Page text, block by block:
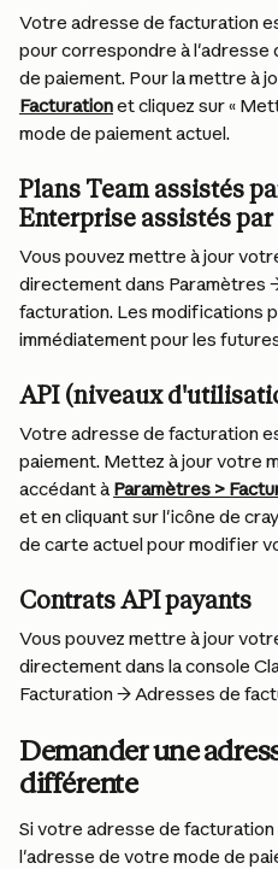
Votre adresse de facturation
pour correspondre à l'adresse
de paiement. Pour la mettre à
Facturation et cliquez sur «
mode de paiement actuel.
Plans Team assistés
Enterprise assistés
Vous pouvez mettre à jour
directement dans Paramètres
facturation. Les modifications
immédiatement pour les
API (niveaux
Votre adresse de facturation
paiement. Mettez à jour votre
accédant à Paramètres >
et en cliquant sur l'icône de
de carte actuel pour modifier
Contrats API payants
Vous pouvez mettre à jour
directement dans la console
Facturation → Adresses de
Demander une
différente
Si votre adresse de
l'adresse de votre mode de